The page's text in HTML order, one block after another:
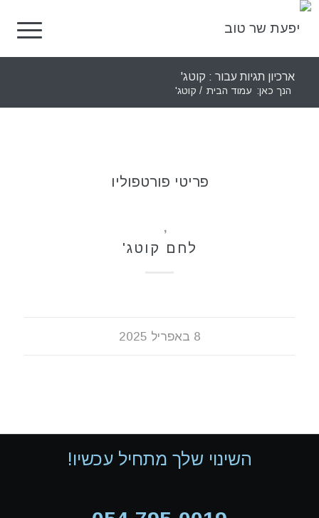
ארכיון תגיות עבור : קוטג'
הנך כאן: עמוד הבית / קוטג'
פריטי פורטפוליו
,
לחם קוטג'
8 באפריל 2025
השינוי שלך מתחיל עכשיו!